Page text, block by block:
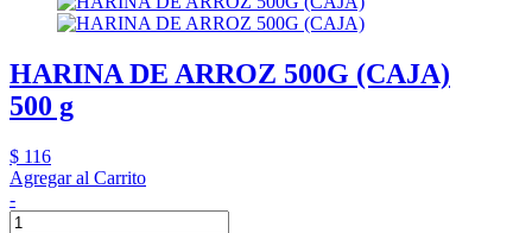
HARINA DE ARROZ 500G (CAJA)
500 g
$ 116
Agregar al Carrito
-